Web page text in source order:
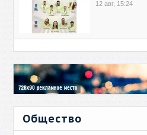
12 авг, 15:24
Общество